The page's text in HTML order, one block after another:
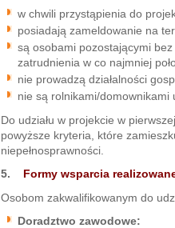
w chwili przystąpienia do
posiadają zameldowanie na
są osobami pozostającymi
zatrudnienia w co najmniej
nie prowadzą działalności
nie są rolnikami/domownikami
Do udziału w projekcie w
powyższe kryteria, które
niepełnosprawności.
5. Formy wsparcia
Osobom zakwalifikowanym do
Doradztwo zawodowe: